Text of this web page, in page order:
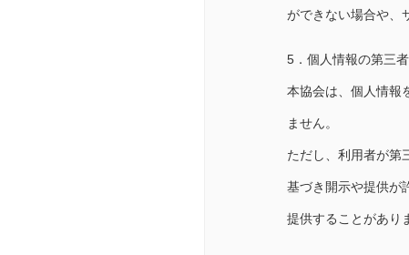
ができない場合や、
5．個人情報の第三
本協会は、個人情報
ません。
ただし、利用者が第
基づき開示や提供が
提供することがあり